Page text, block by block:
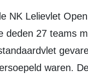
deden 27 teams
waren.